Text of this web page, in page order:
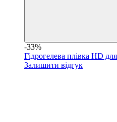
-33%
Гідрогелева плівка HD
Залишити відгук